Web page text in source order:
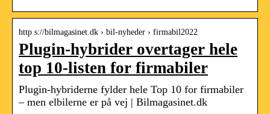
http s://bilmagasinet.dk › bil-nyheder › firmabil2022
Plugin-hybrider overtager hele
top 10-listen for firmabiler
Plugin-hybriderne fylder hele Top 10 for firmabiler
– men elbilerne er på vej | Bilmagasinet.dk